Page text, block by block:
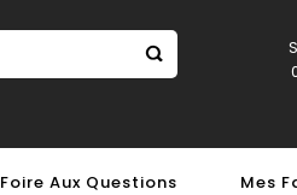
Foire Aux Questions Mes